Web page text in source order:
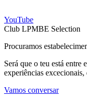
YouTube
Club LPMBE Selection
Procuramos
Será que o teu está entre
experiências
Vamos conversar